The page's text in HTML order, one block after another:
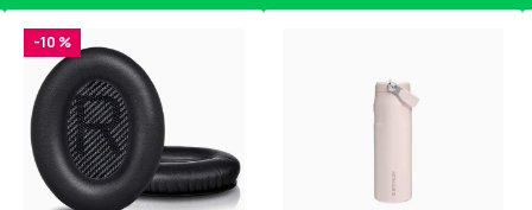
-10 %